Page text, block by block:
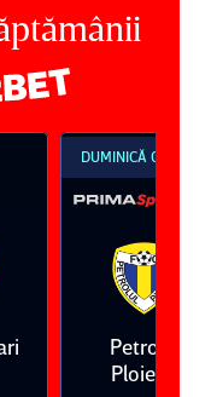
DUMINICĂ 09 AUG,
Petrolul
Ploieşti